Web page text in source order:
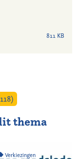
811 KB
thema
Verkiezingen